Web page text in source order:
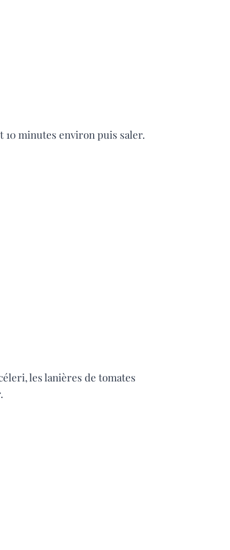
10 minutes environ puis saler.
les lanières de tomates